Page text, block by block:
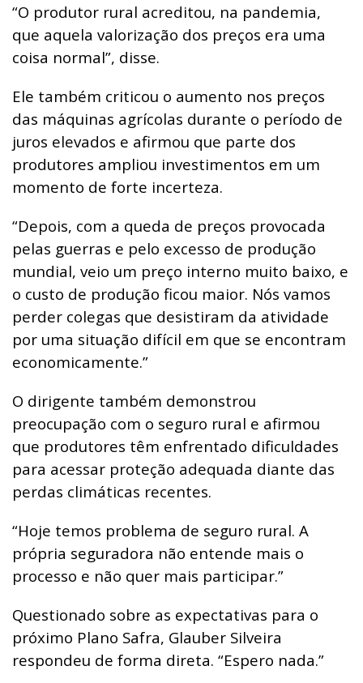
“O produtor rural acreditou, na pandemia,
que aquela valorização dos preços era uma
coisa normal”, disse.
Ele também criticou o aumento nos preços
das máquinas agrícolas durante o período de
juros elevados e afirmou que parte dos
produtores ampliou investimentos em um
momento de forte incerteza.
“Depois, com a queda de preços provocada
pelas guerras e pelo excesso de produção
mundial, veio um preço interno muito baixo, e
o custo de produção ficou maior. Nós vamos
perder colegas que desistiram da atividade
por uma situação difícil em que se encontram
economicamente.”
O dirigente também demonstrou
preocupação com o seguro rural e afirmou
que produtores têm enfrentado dificuldades
para acessar proteção adequada diante das
perdas climáticas recentes.
“Hoje temos problema de seguro rural. A
própria seguradora não entende mais o
processo e não quer mais participar.”
Questionado sobre as expectativas para o
próximo Plano Safra, Glauber Silveira
respondeu de forma direta. “Espero nada.”